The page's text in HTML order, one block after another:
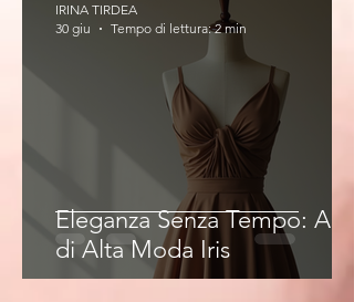
Eleganza Senza Tempo: Abiti
di Alta Moda Iris
IRINA TIRDEA
30 giu
Tempo di lettura: 2 min